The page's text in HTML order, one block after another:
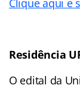
Clique aqui e
Residência
O edital da